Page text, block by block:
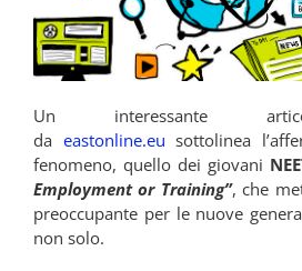
Un interessante
da eastonline.eu sottolinea
fenomeno, quello dei giovani
Employment or Training”, che
preoccupante per le nuove
non solo.